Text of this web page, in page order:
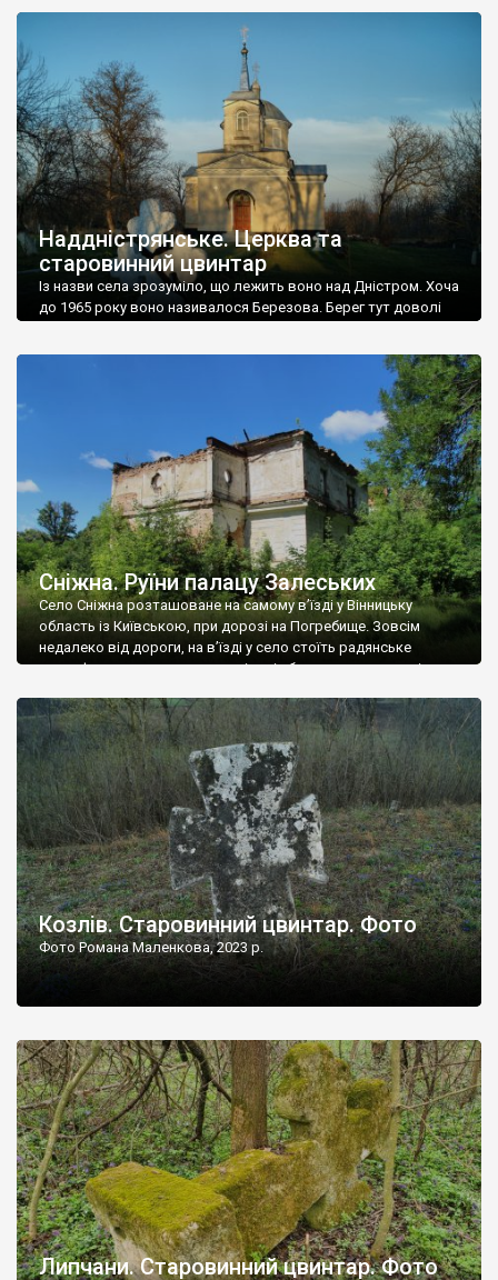
старовинний цвинтар із кам’яними хрестами. Всі епітафії, які
збереглися, написані кирилицею, церковнослов’янською
мовою. За всіма традиційними ознаками – цвинтар
український. Хрести датуються 19 століттям. У 1924-1940
роках Болган […]
Наддністрянське. Церква та
старовинний цвинтар
Із назви села зрозуміло, що лежить воно над Дністром. Хоча
до 1965 року воно називалося Березова. Берег тут доволі
Наддністрянське відрізняється від більшості навколишніх
сіл. У селі є мурована Михайлівська церква. Точної дати […]
Сніжна. Руїни палацу Залеських
Село Сніжна розташоване на самому в’їзді у Вінницьку
область із Київською, при дорозі на Погребище. Зовсім
недалеко від дороги, на в’їзді у село стоїть радянське
рельєфне пано, яке показує жінку і яблуню, а трохи далі, десь
не видно, але видно дві стареньких колії у траві – […]
Козлів. Старовинний цвинтар. Фото
Фото Романа Маленкова, 2023 р.
Липчани. Старовинний цвинтар. Фото